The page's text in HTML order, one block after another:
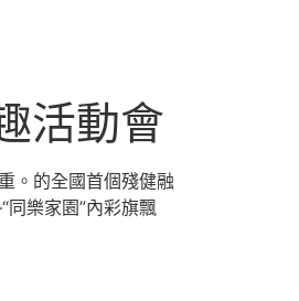
活動會
重。的全國首個殘健融
樂家園”內彩旗飄